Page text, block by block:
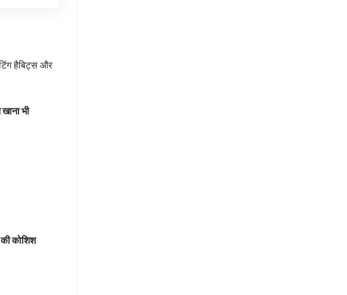
हैबिट्स और
भी
कोशिश